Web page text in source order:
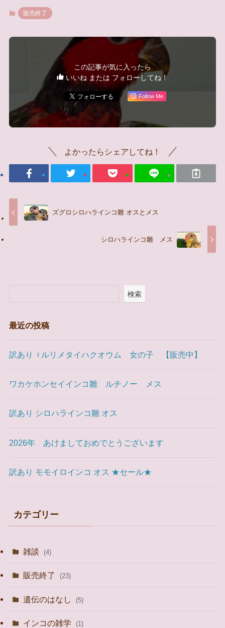
販売終了
この記事が気に入ったら
いいね または フォローしてね！
Follow Me
よかったらシェアしてね！
ズグロシロハラインコ雛 オスとメス
シロハラインコ雛 メス
検索
最近の投稿
訳あり ♀ルリメタイハクオウム 女の子 【販売中】
ワカケホンセイインコ雛 ルチノー メス
訳あり シロハラインコ雛 オス
2026年 あけましておめでとうございます
訳あり モモイロインコ オス ★セール★
カテゴリー
雑談 (4)
販売終了 (23)
遺伝のはなし (5)
インコの雑学 (1)